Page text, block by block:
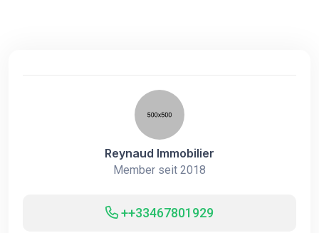
Reynaud Immobilier
Member seit 2018
++33467801929